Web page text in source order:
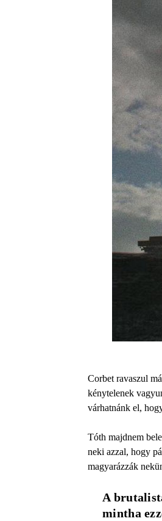
Corbet ravaszul
kénytelenek
várhatnánk el,
Tóth majdnem
neki azzal, hogy
magyarázzák
A
mintha